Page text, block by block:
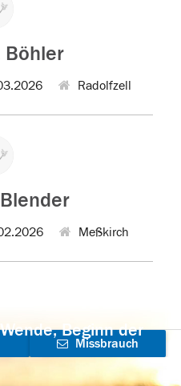
Böhler
Radolfzell
Meßkirch
Beginn der
Missbrauch